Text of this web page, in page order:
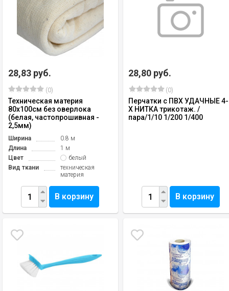
28,83 руб.
(0)
Техническая материя
80х100см без оверлока
(белая, частопрошивная -
2,5мм)
Ширина
0.8 м
Длина
1 м
Цвет
белый
Вид ткани
техническая
материя
В корзину
28,80 руб.
(0)
Перчатки с ПВХ УДАЧНЫЕ 4-
Х НИТКА трикотаж. /
пара/1/10 1/200 1/400
В корзину